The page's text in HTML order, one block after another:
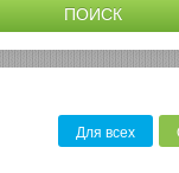
ПОИСК
Для всех